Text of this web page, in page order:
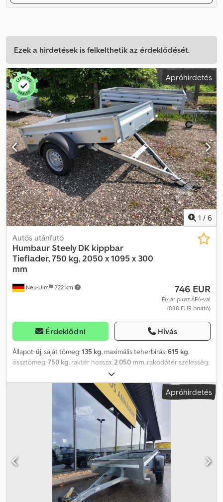
Ezek a hirdetések is felkelthetik az érdeklődését.
Apróhirdetés
1 / 6
Neu-Ulm 722 km
Autós utánfutó
Humbaur Steely DK kippbar
Tieflader, 750 kg, 2050 x 1095 x 300
mm
746 EUR
Fix ár plusz ÁFA-val
(888 EUR bruttó)
Érdeklődni Hívás
Állapot:új, saját tömeg:135 kg, maximális teherbírás:615 kg,
össztömeg:750 kg , raktér hossza: 2 050 mm , rakodótér szélesség:
300 mm
szín:egyéb, építési magasság:805 mm, munkaszélesség:1 545
, Gyártó: Humbaur, Típus: Steely DK alacsony rakterű utánfutó,
Engedélyezett össztömeg: 750 kg, Hasznos teherbírás: 615 kg,
Saját tömeg: 135 kg, Raktere mérete: 2050 x 1095 x 300 mm,
Gumiabroncsok: 13 hüvelyk, Rakmagasság: 495 mm, beleértve a
100 km/óra sebességre engedélyezést, összecsukható
vonórúddal. Az utánfutó a garázsban függőlegesen a falhoz
támasztható. - 13 pólusú csatlakozó - 9 mm vastag padlólemez -
Horganyzott acéllemezből készült oldalfalak - Hátsó ajtó
feszítőzárakkal - 4 rögzítőgyűrű az oldalfalak belső oldalán - Előre
szerelt rögzítőelemek a ponyva rögzítéséhez az oldalfalakon -
Humbaur multifunkciós világítás az alvázvédelembe integrálva -
Apróhirdetés